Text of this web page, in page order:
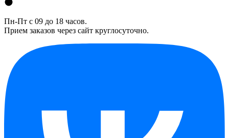
Пн-Пт с 09 до 18 часов.
Прием заказов через сайт круглосуточно.